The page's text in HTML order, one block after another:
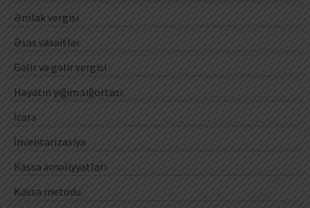
Əmlak vergisi
Əsas vəsaitlər
Gəlir və gəlir vergisi
Həyatın yığım sığortası
İcarə
İnventarizasiya
Kassa əməliyyatları
Kassa metodu